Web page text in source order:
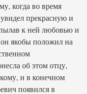
когда во время
прекрасную и
к ней любовью и
якобы положил на
об этом отцу,
и в конечном
появился в